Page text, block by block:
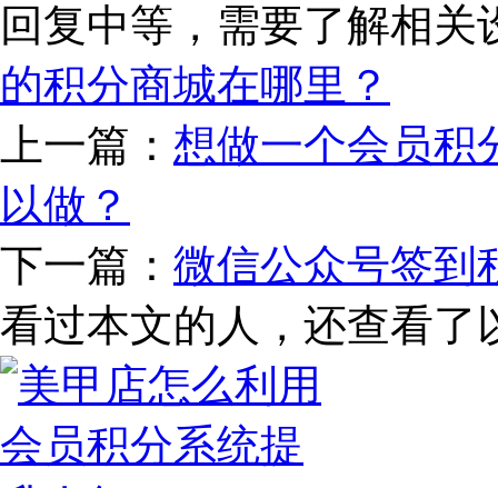
回复中等，需要了解相
的积分商城在哪里？
上一篇： 想做一个会员积
以做？
下一篇： 微信公众号签到
看过本文的人，还查看了